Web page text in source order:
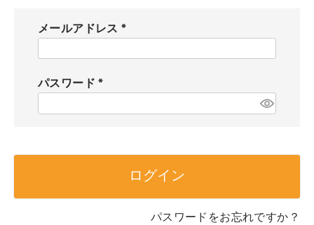
メールアドレス
パスワード
)
ログイン
パスワードをお忘れですか？